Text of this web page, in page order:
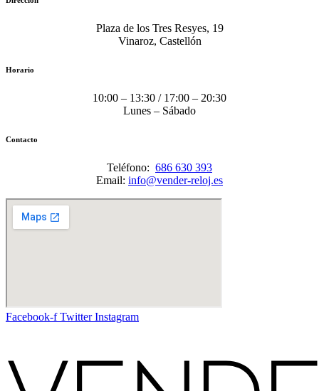
Plaza de los Tres Resyes, 19
Vinaroz, Castellón
Horario
10:00 – 13:30 / 17:00 – 20:30
Lunes – Sábado
Contacto
Teléfono: 686 630 393
Email: info@vender-reloj.es
Facebook-f Twitter Instagram